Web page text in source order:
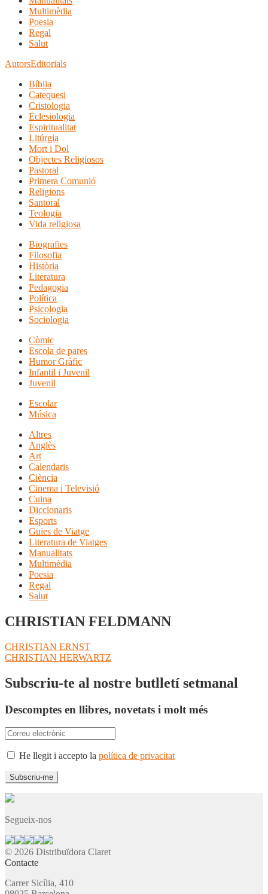
Multimèdia
Poesia
Regal
Salut
AutorsEditorials
Bíblia
Catequesi
Cristologia
Eclesiologia
Espiritualitat
Litúrgia
Mort i Dol
Objectes Religiosos
Pastoral
Primera Comunió
Religions
Santoral
Teologia
Vida religiosa
Biografies
Filosofia
Història
Literatura
Pedagogia
Política
Psicologia
Sociologia
Còmic
Escola de pares
Humor Gràfic
Infantil i Juvenil
Juvenil
Escolar
Música
Altres
Anglès
Art
Calendaris
Ciència
Cinema i Televisió
Cuina
Diccionaris
Esports
Guies de Viatge
Literatura de Viatges
Manualitats
Multimèdia
Poesia
Regal
Salut
CHRISTIAN FELDMANN
Navegació
d'entrades
Entrada
anterior:
CHRISTIAN ERNST
Pròxima
CHRISTIAN HERWARTZ
Subscriu-te al nostre butlletí setmanal
Descomptes en llibres, novetats i molt més
He llegit i accepto la política de privacitat
Segueix-nos
© 2026 Distribuïdora Claret
Contacte
Carrer Sicília, 410